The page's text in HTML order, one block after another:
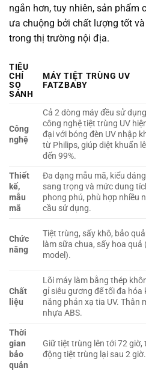
ngắn hơn, tuy nhiên, sản phẩm
ưa chuộng bởi chất lượng tốt
trong thị trường nội địa.
TIÊU
CHÍ
SO
SÁNH
MÁY TIỆT TRÙNG UV
FATZBABY
Công
nghệ
Cả 2 dòng máy đều sử dụng
công nghệ tiệt trùng UV
đại với bóng đèn UV nhập
từ Philips, giúp diệt khuẩn
đến 99%.
Thiết
kế,
mẫu
mã
Đa dạng mẫu mã, kiểu dáng
sang trọng và mức dung
phong phú, phù hợp nhiều
cầu sử dụng.
Chức
năng
Tiệt trùng, sấy khô, bảo
làm sữa chua, sấy hoa quả
model).
Chất
liệu
Lõi máy làm bằng thép
gỉ siêu gương để tối đa hóa
năng phản xạ tia UV. Thân
nhựa ABS.
Thời
gian
bảo
quản
Giữ tiệt trùng lên tới 72 giờ,
động tiệt trùng lại sau 2 giờ.